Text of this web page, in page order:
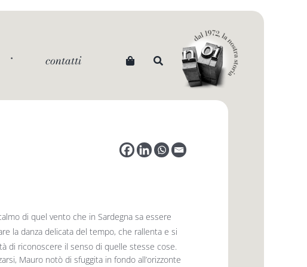
contatti
di quel vento che in Sardegna sa essere
la danza delicata del tempo, che rallenta e si
di riconoscere il senso di quelle stesse cose.
Mauro notò di sfuggita in fondo all’orizzonte